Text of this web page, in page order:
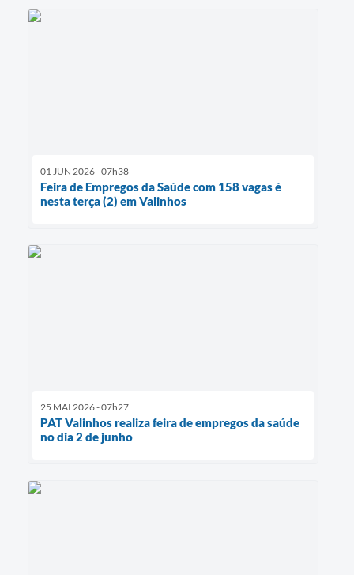
01 JUN 2026 - 07h38
Feira de Empregos da Saúde com 158 vagas é
nesta terça (2) em Valinhos
25 MAI 2026 - 07h27
PAT Valinhos realiza feira de empregos da saúde
no dia 2 de junho